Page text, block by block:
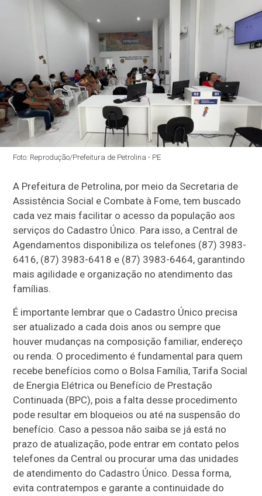
Foto: Reprodução/Prefeitura de Petrolina - PE
A Prefeitura de Petrolina, por meio da Secretaria de
Assistência Social e Combate à Fome, tem buscado
cada vez mais facilitar o acesso da população aos
serviços do Cadastro Único. Para isso, a Central de
Agendamentos disponibiliza os telefones (87) 3983-
6416, (87) 3983-6418 e (87) 3983-6464, garantindo
mais agilidade e organização no atendimento das
famílias.
É importante lembrar que o Cadastro Único precisa
ser atualizado a cada dois anos ou sempre que
houver mudanças na composição familiar, endereço
ou renda. O procedimento é fundamental para quem
recebe benefícios como o Bolsa Família, Tarifa Social
de Energia Elétrica ou Benefício de Prestação
Continuada (BPC), pois a falta desse procedimento
pode resultar em bloqueios ou até na suspensão do
benefício. Caso a pessoa não saiba se já está no
prazo de atualização, pode entrar em contato pelos
telefones da Central ou procurar uma das unidades
de atendimento do Cadastro Único. Dessa forma,
evita contratempos e garante a continuidade do